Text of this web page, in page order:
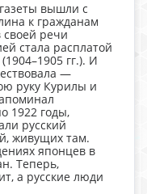
вышли с
к гражданам
своей речи
стала расплатой
гг.). И
—
руку Курилы и
1922 годы,
русский
живущих там.
японцев в
Теперь,
а русские люди